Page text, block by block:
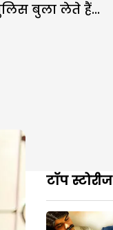
बुला लेते हैं...
टॉप स्टोरीज